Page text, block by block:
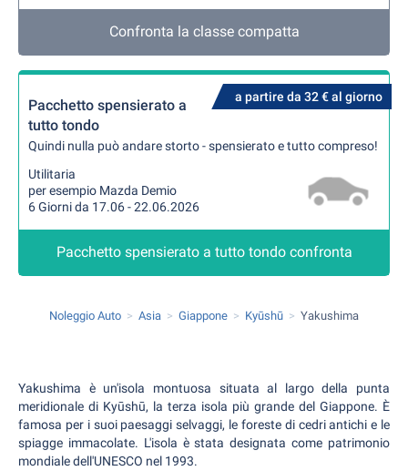
Confronta la classe compatta
a partire da 32 € al giorno
Pacchetto spensierato a
tutto tondo
Quindi nulla può andare storto - spensierato e tutto compreso!
Utilitaria
per esempio Mazda Demio
6 Giorni da 17.06 - 22.06.2026
Pacchetto spensierato a tutto tondo confronta
Noleggio Auto Asia Giappone Kyūshū Yakushima
Yakushima è un'isola montuosa situata al largo della punta
meridionale di Kyūshū, la terza isola più grande del Giappone. È
famosa per i suoi paesaggi selvaggi, le foreste di cedri antichi e le
spiagge immacolate. L'isola è stata designata come patrimonio
mondiale dell'UNESCO nel 1993.